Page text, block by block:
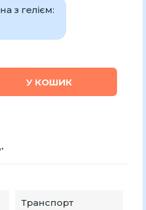
з гелієм:
У КОШИК
Транспорт